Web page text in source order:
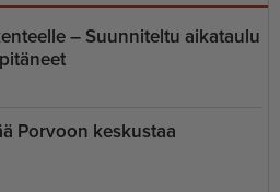
– Suunniteltu aikataulu
Porvoon keskustaa